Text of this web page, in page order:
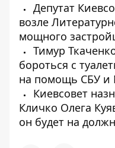
Депутат
возле
мощного
Тимур
бороться с
на помощь СБУ и
Киевсовет
Кличко Олега
он будет на